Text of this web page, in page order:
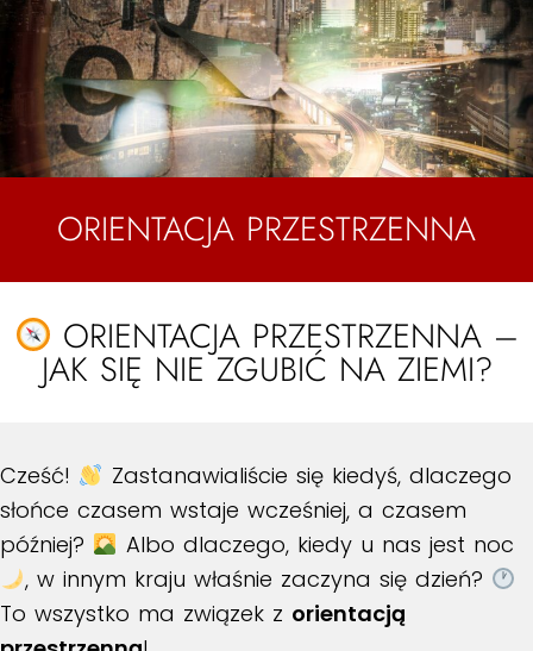
ORIENTACJA PRZESTRZENNA
ORIENTACJA PRZESTRZENNA –
JAK SIĘ NIE ZGUBIĆ NA ZIEMI?
Cześć!
Zastanawialiście się kiedyś, dlaczego
słońce czasem wstaje wcześniej, a czasem
później?
Albo dlaczego, kiedy u nas jest noc
, w innym kraju właśnie zaczyna się dzień?
To wszystko ma związek z orientacją